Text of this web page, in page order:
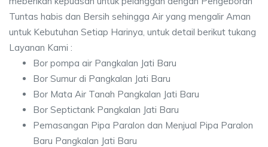
Tuntas habis dan Bersih sehingga Air yang mengalir Aman
untuk Kebutuhan Setiap Harinya, untuk detail berikut tukang
Layanan Kami :
Bor pompa air Pangkalan Jati Baru
Bor Sumur di Pangkalan Jati Baru
Bor Mata Air Tanah Pangkalan Jati Baru
Bor Septictank Pangkalan Jati Baru
Pemasangan Pipa Paralon dan Menjual Pipa Paralon
Baru Pangkalan Jati Baru